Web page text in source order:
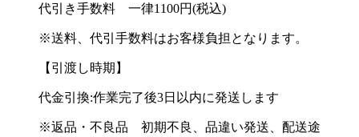
代引き手数料 一律1100円(税込)
※送料、代引手数料はお客様負担となります。
【引渡し時期】
代金引換:作業完了後3日以内に発送します
※返品・不良品 初期不良、品違い発送、配送途